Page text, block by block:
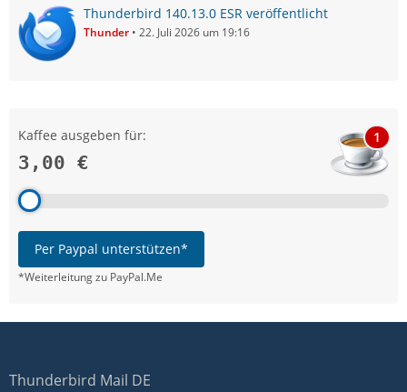
Thunderbird 140.13.0 ESR veröffentlicht
Thunder 22. Juli 2026 um 19:16
Kaffee ausgeben für:
3,00 €
1
Per Paypal unterstützen*
*Weiterleitung zu PayPal.Me
Thunderbird Mail DE